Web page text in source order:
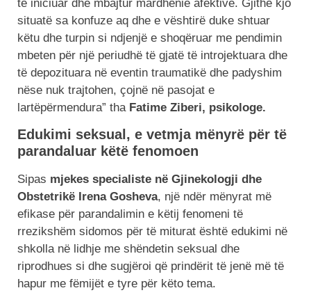
të iniciuar dhe mbajtur mardhënie afektive. Gjithë kjo
situatë sa konfuze aq dhe e vështirë duke shtuar
këtu dhe turpin si ndjenjë e shoqëruar me pendimin
mbeten për një periudhë të gjatë të introjektuara dhe
të depozituara në eventin traumatikë dhe padyshim
nëse nuk trajtohen, çojnë në pasojat e
lartëpërmendura” tha Fatime Ziberi, psikologe.
Edukimi seksual, e vetmja mënyrë për të
parandaluar këtë fenomoen
Sipas mjekes specialiste në Gjinekologji dhe
Obstetrikë Irena Gosheva, një ndër mënyrat më
efikase për parandalimin e këtij fenomeni të
rrezikshëm sidomos për të miturat është edukimi në
shkolla në lidhje me shëndetin seksual dhe
riprodhues si dhe sugjëroi që prindërit të jenë më të
hapur me fëmijët e tyre për këto tema.